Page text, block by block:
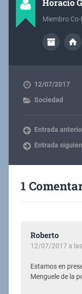
Horacio
Miembro
12/07/2017
Sociedad
Entrada
Entrada
1
Roberto
12/07/2017 a
Estamos en
Menguele de la